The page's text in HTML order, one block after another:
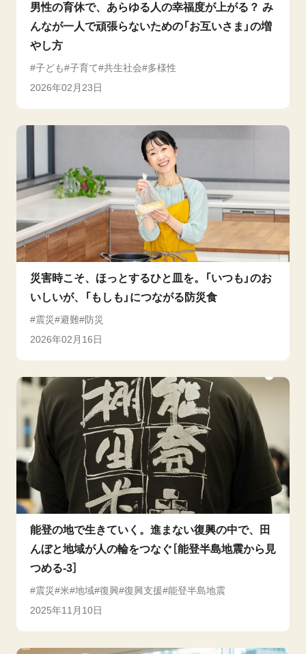
男性の育休で、あらゆる人の幸福度が上がる？ み
んなが一人で頑張らないための「お互いさま」の増
やし方
子ども 子育て 共生社会
多様性
2026年02月23日
災害時こそ、ほっとするひと皿を。「いつも」のお
いしいが、「もしも」につながる防災食
震災 避難
防災
2026年02月16日
能登の地で生きていく。進まない復興の中で、田
んぼと地域が人の輪をつなぐ［能登半島地震から見
つめる-3］
震災 米 地域 復興 復興支援 能登半島地震
2025年11月10日